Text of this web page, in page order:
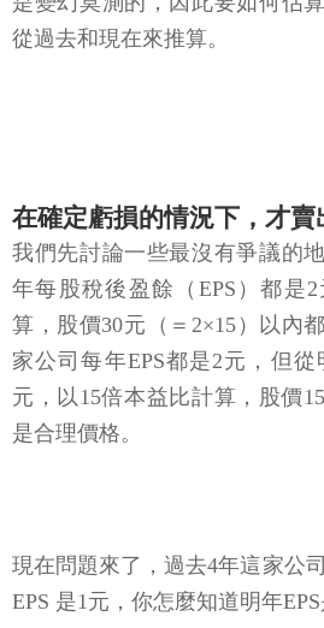
從過去和現在來推算。
在確定虧損的情況下，才賣
我們先討論一些最沒有爭議的
年每股稅後盈餘（EPS）都是
算，股價30元（＝2×15）以內
家公司每年EPS都是2元，但從
元，以15倍本益比計算，股價
是合理價格。
現在問題來了，過去4年這家公
EPS 是1元，你怎麼知道明年